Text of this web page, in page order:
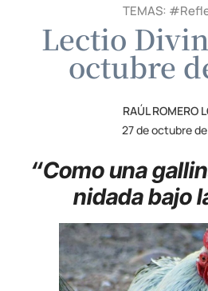
TEMAS: #
Lectio
octubre
RAÚL ROMERO
27 de octubre
“Como una
nidada bajo